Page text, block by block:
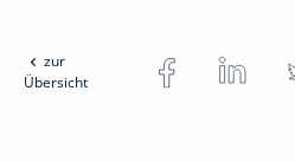
zur
Übersicht